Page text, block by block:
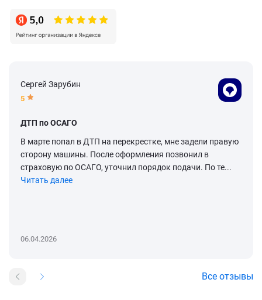
Сергей Зарубин
5
ДТП по ОСАГО
В марте попал в ДТП на перекрестке, мне задели правую
сторону машины. После оформления позвонил в
страховую по ОСАГО, уточнил порядок подачи. По те...
Читать далее
06.04.2026
Все отзывы